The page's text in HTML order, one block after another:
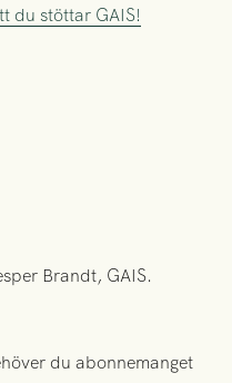
du stöttar GAIS!
Brandt, GAIS.
du abonnemanget